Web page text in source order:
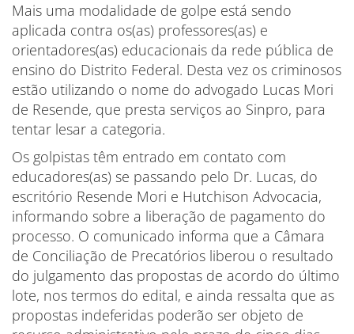
Mais uma modalidade de golpe está sendo
aplicada contra os(as) professores(as) e
orientadores(as) educacionais da rede pública de
ensino do Distrito Federal. Desta vez os criminosos
estão utilizando o nome do advogado Lucas Mori
de Resende, que presta serviços ao Sinpro, para
tentar lesar a categoria.
Os golpistas têm entrado em contato com
educadores(as) se passando pelo Dr. Lucas, do
escritório Resende Mori e Hutchison Advocacia,
informando sobre a liberação de pagamento do
processo. O comunicado informa que a Câmara
de Conciliação de Precatórios liberou o resultado
do julgamento das propostas de acordo do último
lote, nos termos do edital, e ainda ressalta que as
propostas indeferidas poderão ser objeto de